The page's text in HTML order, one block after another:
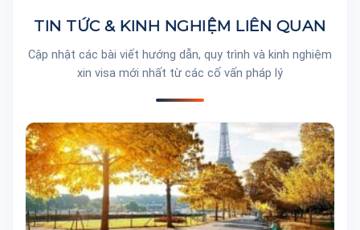
TIN TỨC & KINH NGHIỆM LIÊN QUAN
Cập nhật các bài viết hướng dẫn, quy trình và kinh nghiệm
xin visa mới nhất từ các cố vấn pháp lý